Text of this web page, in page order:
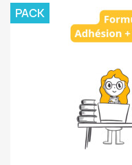
PACK